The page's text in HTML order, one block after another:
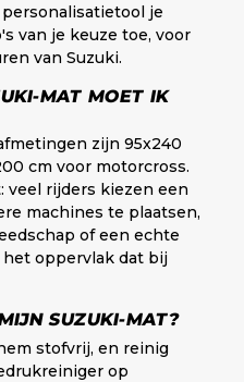
personalisatietool je
van je keuze toe, voor
van Suzuki.
MAT MOET IK
zijn 95x240
cm voor motorcross.
veel rijders kiezen een
machines te plaatsen,
of een echte
oppervlak dat bij
SUZUKI-MAT?
stofvrij, en reinig
op